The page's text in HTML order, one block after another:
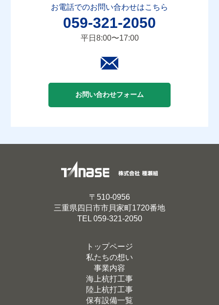
お電話でのお問い合わせはこちら
059-321-2050
平日8:00〜17:00
お問い合わせフォーム
〒510-0956
三重県四日市市貝家町1720番地
TEL059-321-2050
トップページ
私たちの想い
事業内容
海上杭打工事
陸上杭打工事
保有設備一覧